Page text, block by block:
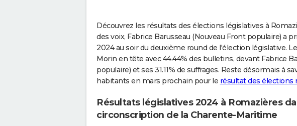
Découvrez les résultats des élections législatives à
des voix, Fabrice Barusseau (Nouveau Front populaire) a
2024 au soir du deuxième round de l'élection législative.
Morin en tête avec 44.44% des bulletins, devant Fabrice
populaire) et ses 31.11% de suffrages. Reste désormais à
habitants en mars prochain pour le résultat des élections
Résultats législatives 2024 à Romazières
circonscription de la Charente-Maritime